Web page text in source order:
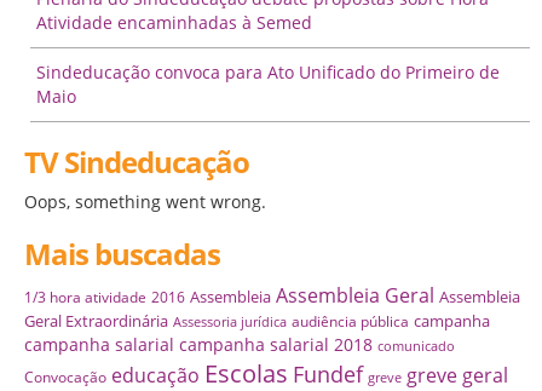
Atividade encaminhadas à Semed
Sindeducação convoca para Ato Unificado do Primeiro de
Maio
TV Sindeducação
Oops, something went wrong.
Mais buscadas
1/3 hora atividade 2016 Assembleia Assembleia Geral Assembleia
Geral Extraordinária Assessoria jurídica audiência pública campanha
campanha salarial campanha salarial 2018 comunicado
Convocação educação Escolas Fundef greve greve geral